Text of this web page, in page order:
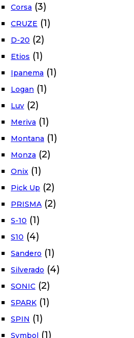
Corsa (3)
CRUZE (1)
D-20 (2)
Etios (1)
Ipanema (1)
Logan (1)
Luv (2)
Meriva (1)
Montana (1)
Monza (2)
Onix (1)
Pick Up (2)
PRISMA (2)
S-10 (1)
S10 (4)
Sandero (1)
Silverado (4)
SONIC (2)
SPARK (1)
SPIN (1)
Symbol (1)